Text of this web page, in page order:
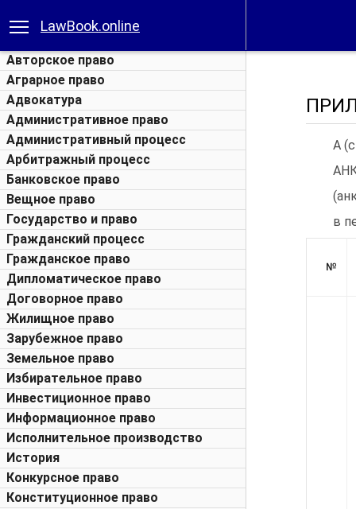
LawBook.online
Авторское право
Аграрное право
Адвокатура
Административное право
Административный процесс
Арбитражный процесс
Банковское право
Вещное право
Государство и право
Гражданский процесс
Гражданское право
Дипломатическое право
Договорное право
Жилищное право
Зарубежное право
Земельное право
Избирательное право
Инвестиционное право
Информационное право
Исполнительное производство
История
Конкурсное право
Конституционное право
А
в
№